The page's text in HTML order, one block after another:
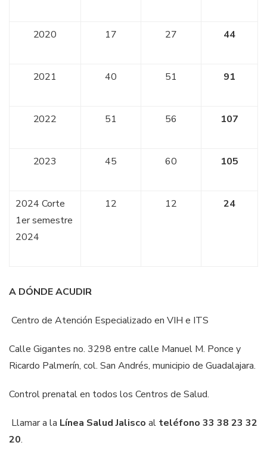
2020 17 27 44
2021 40 51 91
2022 51 56 107
2023 45 60 105
2024 Corte
1er semestre
2024
12 12 24
A DÓNDE ACUDIR
Centro de Atención Especializado en VIH e ITS
Calle Gigantes no. 3298 entre calle Manuel M. Ponce y
Ricardo Palmerín, col. San Andrés, municipio de Guadalajara.
Control prenatal en todos los Centros de Salud.
Llamar a la Línea Salud Jalisco al teléfono 33 38 23 32
20.